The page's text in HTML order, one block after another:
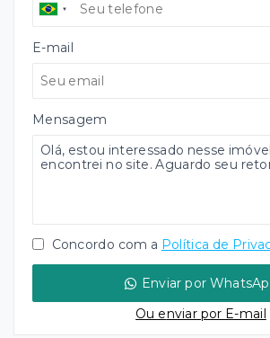
E-mail
Mensagem
Concordo com a Política de
Enviar por
Ou enviar por E-mail